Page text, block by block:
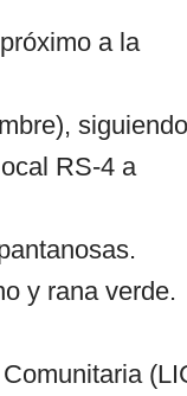
a la
siguiendo
RS-4 a
y rana verde.